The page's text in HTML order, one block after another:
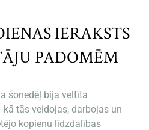
IERAKSTS
PADOMĒM
šonedēļ bija veltīta
kā tās veidojas, darbojas un
kopienu līdzdalības